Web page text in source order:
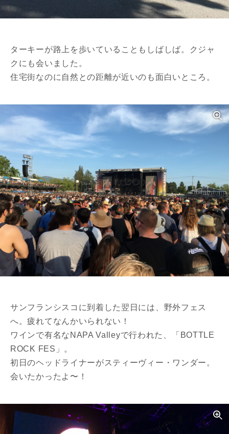
ターキーが路上を歩いていることもしばしば。クジャ
クにも会いました。
住宅街なのに自然との距離が近いのも面白いところ。
サンフランシスコに到着した翌日には、野外フェス
へ。疲れてなんかいられない！
ワインで有名なNAPA Valleyで行われた、「BOTTLE
ROCK FES」。
初日のヘッドライナーがスティーヴィー・ワンダー。
会いたかったよ〜！